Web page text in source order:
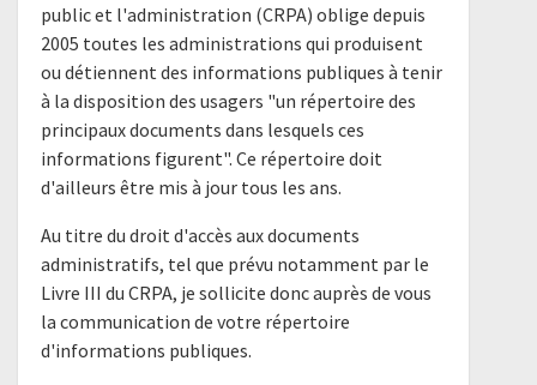
public et l'administration (CRPA) oblige depuis
2005 toutes les administrations qui produisent
ou détiennent des informations publiques à tenir
à la disposition des usagers "un répertoire des
principaux documents dans lesquels ces
informations figurent". Ce répertoire doit
d'ailleurs être mis à jour tous les ans.
Au titre du droit d'accès aux documents
administratifs, tel que prévu notamment par le
Livre III du CRPA, je sollicite donc auprès de vous
la communication de votre répertoire
d'informations publiques.